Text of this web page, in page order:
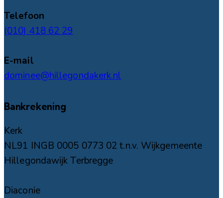
Telefoon
(010) 418 62 29
E-mail
dominee@hillegondakerk.nl
Bankrekening
Kerk
NL91 INGB 0005 0773 02 t.n.v. Wijkgemeente
Hillegondawijk Terbregge
Diaconie